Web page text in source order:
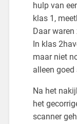
hulp van
klas 1,
Daar
In klas
maar niet
alleen goed
Na het
het
scanner